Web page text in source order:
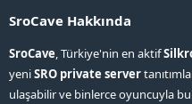
SroCave Hakkında
SroCave, Türkiye'nin en aktif
yeniSRO private server
ulaşabilir ve binlerce oyuncuyla